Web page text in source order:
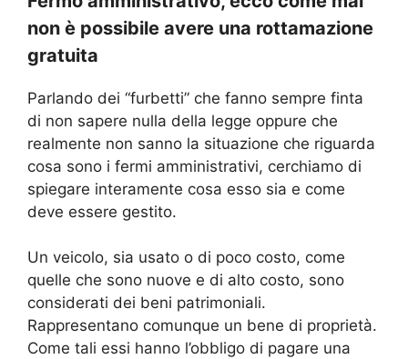
non è possibile avere una rottamazione
gratuita
Parlando dei “furbetti” che fanno sempre finta
di non sapere nulla della legge oppure che
realmente non sanno la situazione che riguarda
cosa sono i fermi amministrativi, cerchiamo di
spiegare interamente cosa esso sia e come
deve essere gestito.
Un veicolo, sia usato o di poco costo, come
quelle che sono nuove e di alto costo, sono
considerati dei beni patrimoniali.
Rappresentano comunque un bene di proprietà.
Come tali essi hanno l’obbligo di pagare una